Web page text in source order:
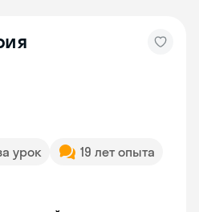
урок
19 лет опыта